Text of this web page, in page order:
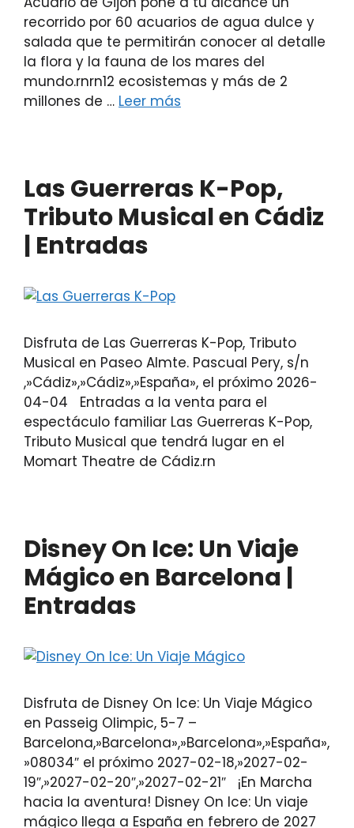
recorrido por 60 acuarios de agua dulce y
salada que te permitirán conocer al detalle
la flora y la fauna de los mares del
mundo.rnrn12 ecosistemas y más de 2
millones de … Leer más
Las Guerreras K-Pop,
Tributo Musical en Cádiz
| Entradas
Disfruta de Las Guerreras K-Pop, Tributo
Musical en Paseo Almte. Pascual Pery, s/n
,»Cádiz»,»Cádiz»,»España», el próximo 2026-
04-04 Entradas a la venta para el
espectáculo familiar Las Guerreras K-Pop,
Tributo Musical que tendrá lugar en el
Momart Theatre de Cádiz.rn
Disney On Ice: Un Viaje
Mágico en Barcelona |
Entradas
Disfruta de Disney On Ice: Un Viaje Mágico
en Passeig Olimpic, 5-7 –
Barcelona,»Barcelona»,»Barcelona»,»España»,
»08034″ el próximo 2027-02-18,»2027-02-
19″,»2027-02-20″,»2027-02-21″ ¡En Marcha
hacia la aventura! Disney On Ice: Un viaje
mágico llega a España en febrero de 2027